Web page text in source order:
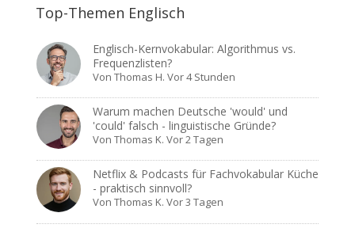
Top-Themen Englisch
Englisch-Kernvokabular: Algorithmus vs.
Frequenzlisten?
VonThomas H. Vor 4 Stunden
Warum machen Deutsche 'would' und
'could' falsch - linguistische Gründe?
VonThomas K. Vor 2 Tagen
Netflix & Podcasts für Fachvokabular Küche
- praktisch sinnvoll?
VonThomas K. Vor 3 Tagen